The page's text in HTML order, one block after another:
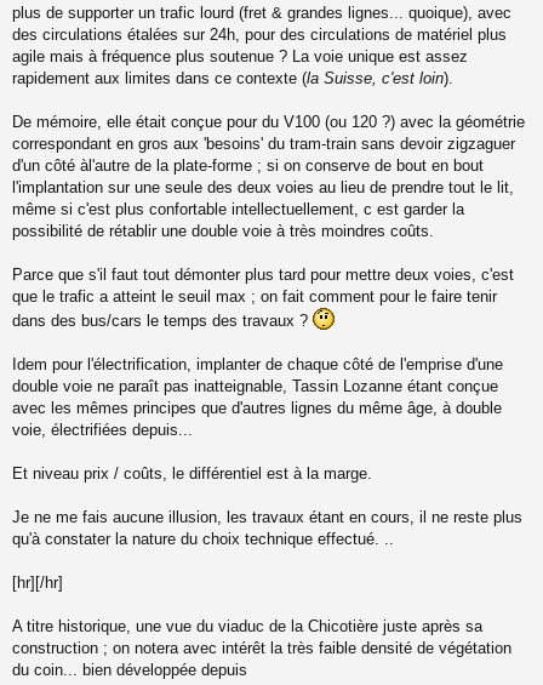
n
o
n
l
u
plus de supporter un trafic lourd (fret & grandes lignes... quoique), avec
des circulations étalées sur 24h, pour des circulations de matériel plus
agile mais à fréquence plus soutenue ? La voie unique est assez
rapidement aux limites dans ce contexte (la Suisse, c'est loin).
De mémoire, elle était conçue pour du V100 (ou 120 ?) avec la géométrie
correspondant en gros aux 'besoins' du tram-train sans devoir zigzaguer
d'un côté àl'autre de la plate-forme ; si on conserve de bout en bout
l'implantation sur une seule des deux voies au lieu de prendre tout le lit,
même si c'est plus confortable intellectuellement, c est garder la
possibilité de rétablir une double voie à très moindres coûts.
Parce que s'il faut tout démonter plus tard pour mettre deux voies, c'est
que le trafic a atteint le seuil max ; on fait comment pour le faire tenir
dans des bus/cars le temps des travaux ?
Idem pour l'électrification, implanter de chaque côté de l'emprise d'une
double voie ne paraît pas inatteignable, Tassin Lozanne étant conçue
avec les mêmes principes que d'autres lignes du même âge, à double
voie, électrifiées depuis...
Et niveau prix / coûts, le différentiel est à la marge.
Je ne me fais aucune illusion, les travaux étant en cours, il ne reste plus
qu'à constater la nature du choix technique effectué. ..
[hr][/hr]
A titre historique, une vue du viaduc de la Chicotière juste après sa
construction ; on notera avec intérêt la très faible densité de végétation
du coin... bien développée depuis